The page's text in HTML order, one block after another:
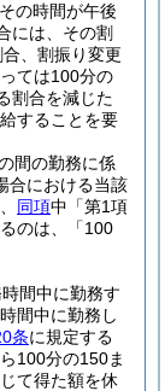
の時間が午後
には、その割
、割振り変更
ては100分の
割合を減じた
することを要
間の勤務に係
合における当該
同項中「第1項
のは、「100
間中に勤務す
間中に勤務し
条に規定する
100分の150ま
て得た額を休